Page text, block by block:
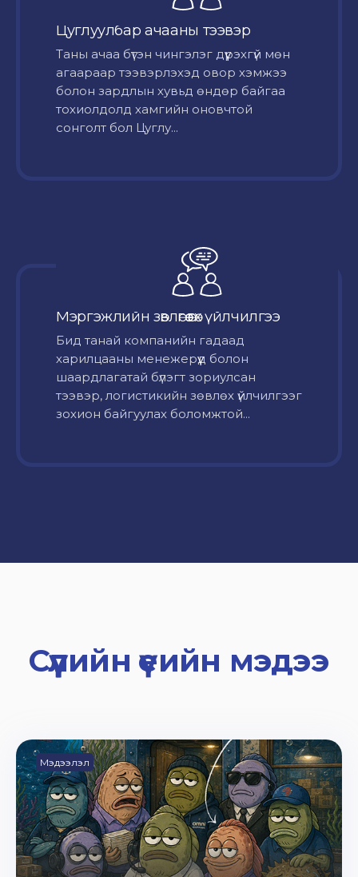
Цуглуулбар ачааны тээвэр
Таны ачаа бүтэн чингэлэг дүүрэхгүй мөн
агаараар тээвэрлэхэд овор хэмжээ
болон зардлын хувьд өндөр байгаа
тохиолдолд хамгийн оновчтой
сонголт бол Цуглу...
Мэргэжлийн зөвлөгөө өгөх үйлчилгээ
Бид танай компанийн гадаад
харилцааны менежерүүд болон
шаардлагатай бүлэгт зориулсан
тээвэр, логистикийн зөвлөх үйлчилгээг
зохион байгуулах боломжтой...
Сүүлийн үеийн мэдээ
Мэдээлэл